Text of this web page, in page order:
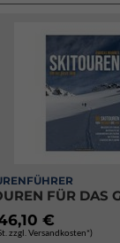
FÜR DAS
€
zzgl. Versandkosten*)